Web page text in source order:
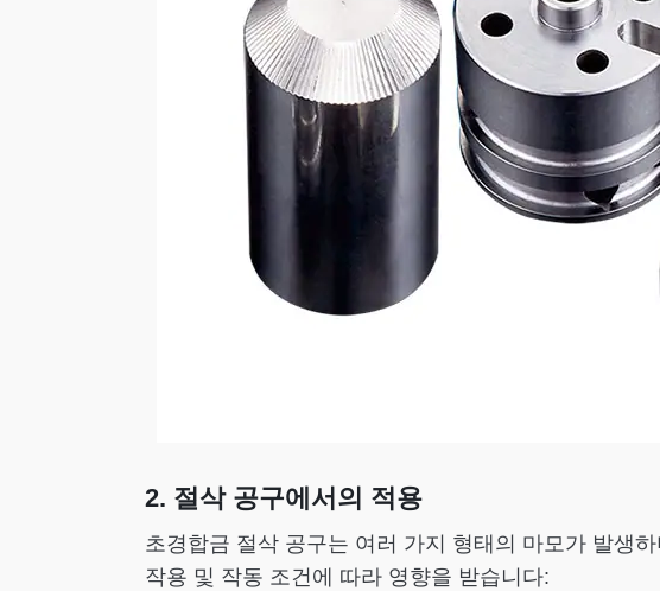
2. 절삭 공구에서의 적용
초경합금 절삭 공구는 여러 가지 형태의 마모가 발생
작용 및 작동 조건에 따라 영향을 받습니다: